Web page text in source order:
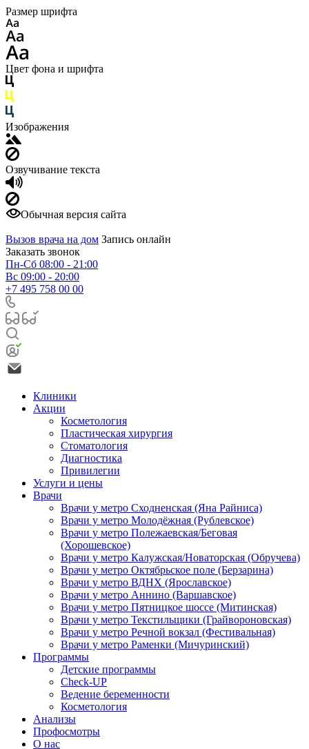
Размер шрифта
Цвет фона и шрифта
Изображения
Озвучивание текста
Обычная версия сайта
Вызов врача на дом Запись онлайн
Заказать звонок
Пн-Сб 08:00 - 21:00
Вс 09:00 - 20:00
+7 495 758 00 00
Клиники
Акции
Косметология
Пластическая хирургия
Стоматология
Диагностика
Привилегии
Услуги и цены
Врачи
Врачи у метро Сходненская (Яна Райниса)
Врачи у метро Молодёжная (Рублевское)
Врачи у метро Полежаевская/Беговая
(Хорошевское)
Врачи у метро Калужская/Новаторская (Обручева)
Врачи у метро Октябрьское поле (Берзарина)
Врачи у метро ВДНХ (Ярославское)
Врачи у метро Аннино (Варшавское)
Врачи у метро Пятницкое шоссе (Митинская)
Врачи у метро Текстильщики (Грайвороновская)
Врачи у метро Речной вокзал (Фестивальная)
Врачи у метро Раменки (Мичуринский)
Программы
Детские программы
Check-UP
Ведение беременности
Косметология
Анализы
Профосмотры
О нас